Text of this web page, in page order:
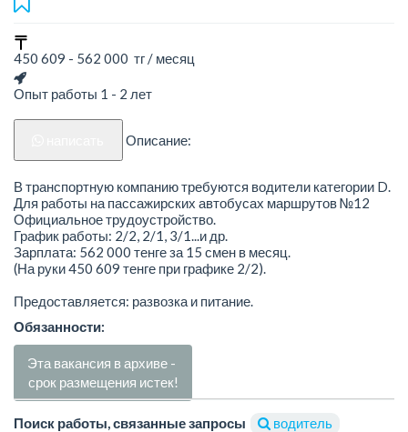
450 609 - 562 000 тг / месяц
Опыт работы 1 - 2 лет
Описание:
В транспортную компанию требуются водители категории D.
Для работы на пассажирских автобусах маршрутов №12
Официальное трудоустройство.
График работы: 2/2, 2/1, 3/1...и др.
Зарплата: 562 000 тенге за 15 смен в месяц.
(На руки 450 609 тенге при графике 2/2).
Предоставляется: развозка и питание.
Обязанности:
Эта вакансия в архиве -
срок размещения истек!
Поиск работы, связанные запросы
водитель